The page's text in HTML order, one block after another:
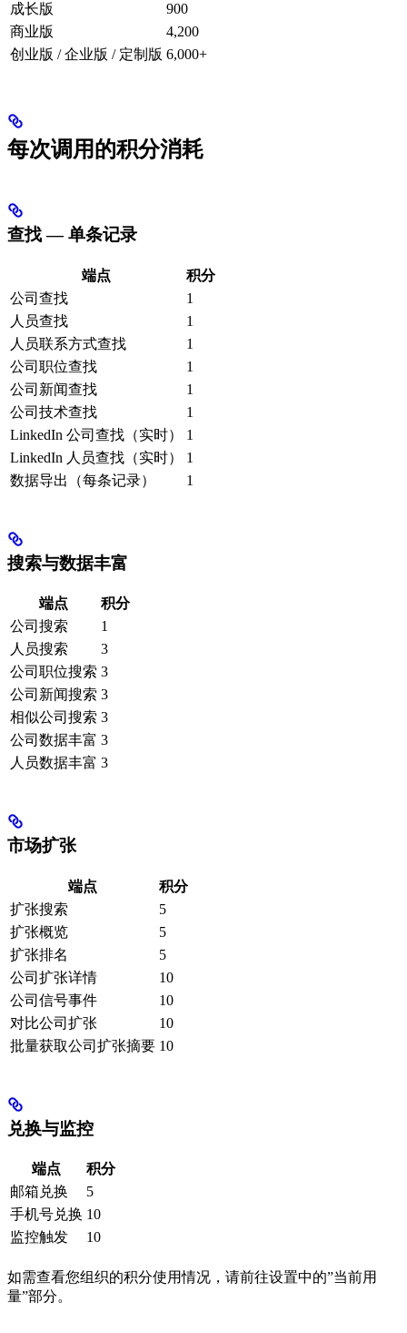
成长版
900
商业版
4,200
创业版 / 企业版 / 定制版 6,000+
每次调用的积分消耗
查找 — 单条记录
端点
积分
公司查找
1
人员查找
1
人员联系方式查找
1
公司职位查找
1
公司新闻查找
1
公司技术查找
1
LinkedIn 公司查找（实时）
1
LinkedIn 人员查找（实时）
1
数据导出（每条记录）
1
搜索与数据丰富
端点
积分
公司搜索
1
人员搜索
3
公司职位搜索 3
公司新闻搜索 3
相似公司搜索 3
公司数据丰富 3
人员数据丰富 3
市场扩张
端点
积分
扩张搜索
5
扩张概览
5
扩张排名
5
公司扩张详情
10
公司信号事件
10
对比公司扩张
10
批量获取公司扩张摘要 10
兑换与监控
端点
积分
邮箱兑换
5
手机号兑换 10
监控触发
10
如需查看您组织的积分使用情况，请前往设置中的”当前用
量”部分。